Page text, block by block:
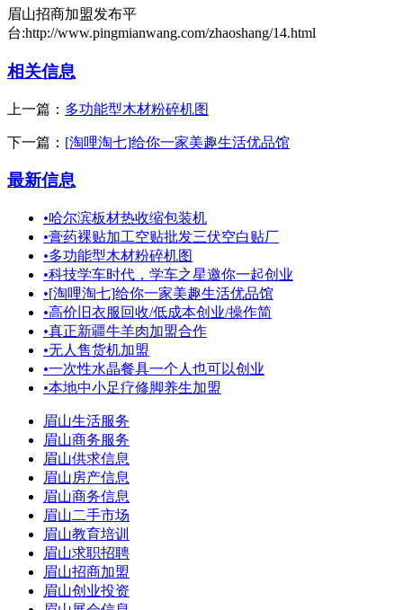
眉山招商加盟发布平
台:http://www.pingmianwang.com/zhaoshang/14.html
相关信息
上一篇： 多功能型木材粉碎机图
下一篇： [淘哩淘七]给你一家美趣生活优品馆
最新信息
•哈尔滨板材热收缩包装机
•膏药裸贴加工空贴批发三伏空白贴厂
•多功能型木材粉碎机图
•科技学车时代，学车之星邀你一起创业
•[淘哩淘七]给你一家美趣生活优品馆
•高价旧衣服回收/低成本创业/操作简
•真正新疆牛羊肉加盟合作
•无人售货机加盟
•一次性水晶餐具一个人也可以创业
•本地中小足疗修脚养生加盟
眉山生活服务
眉山商务服务
眉山供求信息
眉山房产信息
眉山商务信息
眉山二手市场
眉山教育培训
眉山求职招聘
眉山招商加盟
眉山创业投资